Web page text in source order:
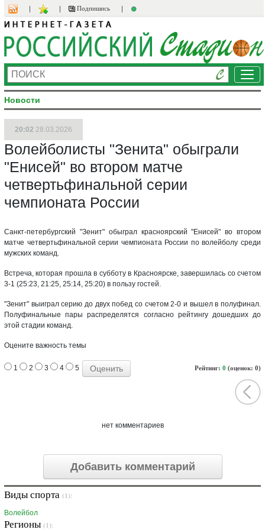
Подпишись
Новости
20:02 28.03.2026
Волейболисты "Зенита" обыграли
"Енисей" во втором матче
четвертьфинальной серии
чемпионата России
Санкт-петербургский "Зенит" обыграл красноярский "Енисей" во втором
матче четвертьфинальной серии чемпионата России по волейболу среди
мужских команд.
Встреча, которая прошла в субботу в Красноярске, завершилась со счетом
3-1 (25:23, 21:25, 25:14, 25:20) в пользу гостей.
"Зенит" выиграл серию до двух побед со счетом 2-0 и вышел в полуфинал.
Полуфинальные пары распределятся согласно рейтингу дошедших до
этой стадии команд.
Оцените важность темы
Рейтинг: 0 (оценок: 0)
1 2 3 4 5
нет комментариев
Добавить комментарий
Виды спорта (1):
Волейбол
Регионы (1):